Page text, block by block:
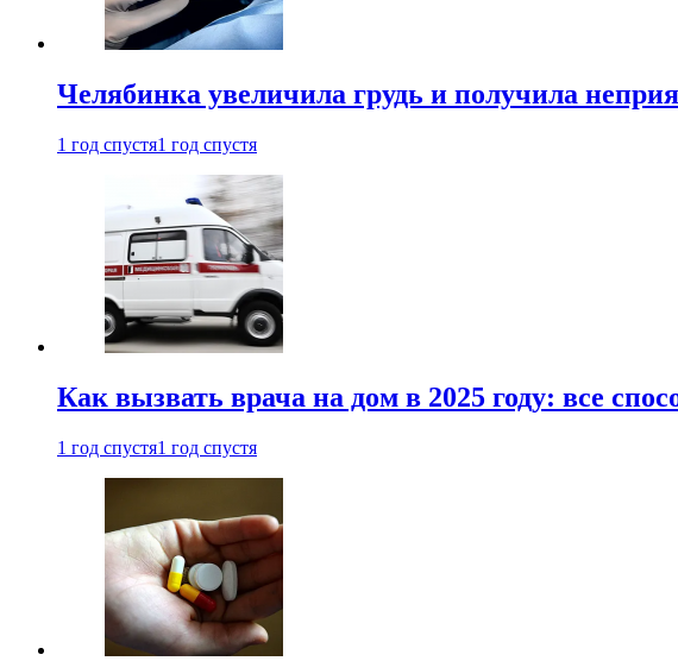
Челябинка увеличила грудь и получила
1 год спустя1 год спустя
Как вызвать врача на дом в 2025 году: все
1 год спустя1 год спустя